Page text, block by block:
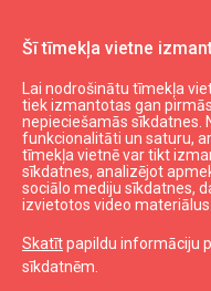
Šī tīmekļa vietne
Lai nodrošinātu tīmekļa
tiek izmantotas gan
nepieciešamās sīkdatnes.
funkcionalitāti un saturu,
tīmekļa vietnē var tikt
sīkdatnes, analizējot
sociālo mediju sīkdatnes,
izvietotos video materiālus.
Skatītpapildu informāciju
sīkdatnēm.
Apotheka
Informācija
Liepājas kultūra